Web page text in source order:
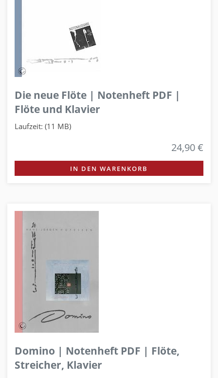
Die neue Flöte | Notenheft PDF |
Flöte und Klavier
Laufzeit: (11 MB)
24,90 €
IN DEN WARENKORB
Domino | Notenheft PDF | Flöte,
Streicher, Klavier